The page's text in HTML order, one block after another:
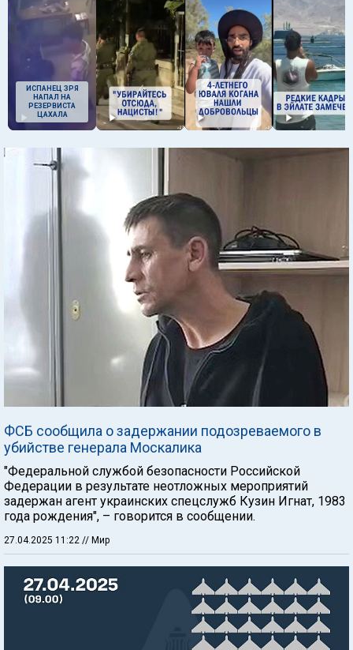
ИСПАНЕЦ ЗРЯ
НАПАЛ НА
РЕЗЕРВИСТА
ЦАХАЛА
ФСБ сообщила о задержании подозреваемого в
убийстве генерала Москалика
"Федеральной службой безопасности Российской
Федерации в результате неотложных мероприятий
задержан агент украинских спецслужб Кузин Игнат, 1983
года рождения", – говорится в сообщении.
27.04.2025 11:22 // Мир